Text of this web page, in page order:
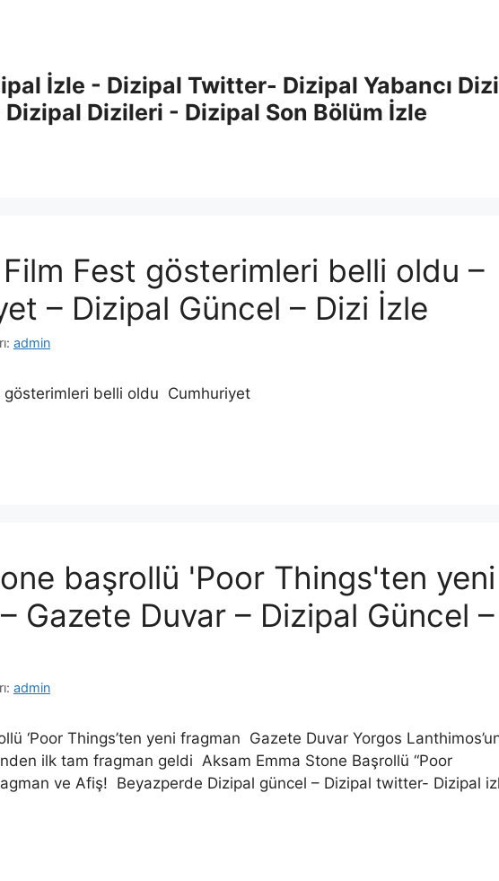
İzle - Dizipal Twitter- Dizipal Yabancı
Dizileri - Dizipal Son Bölüm İzle
Fest gösterimleri belli oldu –
– Dizipal Güncel – Dizi İzle
admin
gösterimleri belli oldu Cumhuriyet
başrollü 'Poor Things'ten yeni
Gazete Duvar – Dizipal Güncel –
admin
‘Poor Things’ten yeni fragman Gazete Duvar Yorgos
ilk tam fragman geldi Aksam Emma Stone Başrollü “Poor
ve Afiş! Beyazperde Dizipal güncel – Dizipal twitter- Dizipal